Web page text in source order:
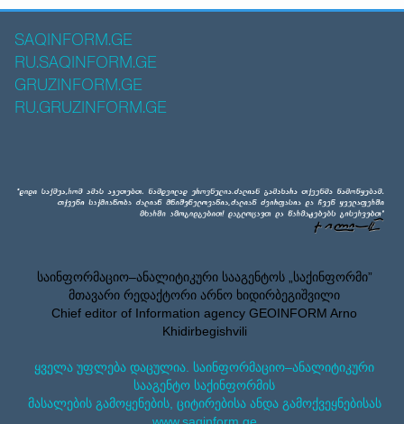
SAQINFORM.GE
RU.SAQINFORM.GE
GRUZINFORM.GE
RU.GRUZINFORM.GE
საინფორმაციო–ანალიტიკური სააგენტოს „საქინფორმი”
მთავარი რედაქტორი არნო ხიდირბეგიშვილი
Chief editor of Information agency GEOINFORM Arno
Khidirbegishvili
ყველა უფლება დაცულია. საინფორმაციო–ანალიტიკური
სააგენტო საქინფორმის
მასალების გამოყენების, ციტირებისა ანდა გამოქვეყნებისას
www.saqinform.ge